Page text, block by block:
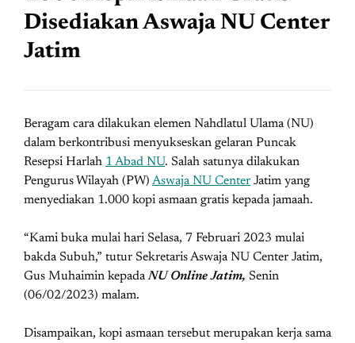
Disediakan Aswaja NU Center
Jatim
Beragam cara dilakukan elemen Nahdlatul Ulama (NU)
dalam berkontribusi menyukseskan gelaran Puncak
Resepsi Harlah 1 Abad NU. Salah satunya dilakukan
Pengurus Wilayah (PW) Aswaja NU Center Jatim yang
menyediakan 1.000 kopi asmaan gratis kepada jamaah.
“Kami buka mulai hari Selasa, 7 Februari 2023 mulai
bakda Subuh,” tutur Sekretaris Aswaja NU Center Jatim,
Gus Muhaimin kepadaNU Online Jatim, Senin
(06/02/2023) malam.
Disampaikan, kopi asmaan tersebut merupakan kerja sama